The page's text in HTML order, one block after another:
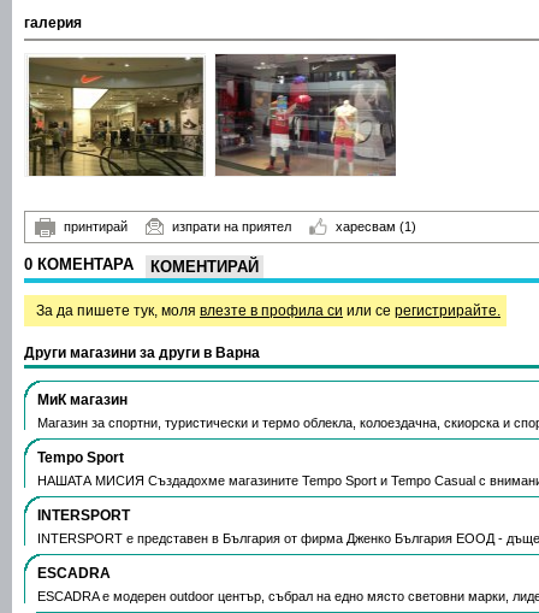
галерия
принтирай изпрати на приятел харесвам (1)
0 КОМЕНТАРА КОМЕНТИРАЙ
За да пишете тук, моля влезте в профила си или се регистрирайте.
Други магазини за други в Варна
МиК магазин
Магазин за спортни, туристически и термо облекла, колоездачна, скиорска и
Tempo Sport
НАШАТА МИСИЯ Създадохме магазините Tempo Sport и Tempo Casual с
INTERSPORT
INTERSPORT е представен в България от фирма Дженко България ЕООД -
ESCADRA
ESCADRA е модерен outdoor център, събрал на едно място световни марки,